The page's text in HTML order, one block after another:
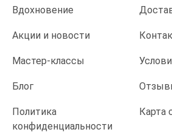
Вдохновение
Акции и новости
Мастер-классы
Блог
Политика
конфиденциальности
Карта